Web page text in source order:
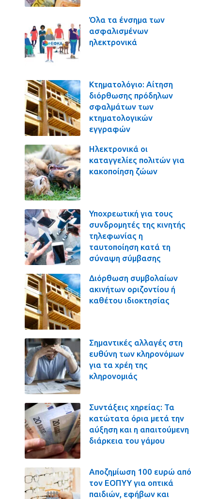
Όλα τα ένσημα των
ασφαλισμένων
ηλεκτρονικά
Κτηματολόγιο: Αίτηση
διόρθωσης πρόδηλων
σφαλμάτων των
κτηματολογικών
εγγραφών
Ηλεκτρονικά οι
καταγγελίες πολιτών για
κακοποίηση ζώων
Υποχρεωτική για τους
συνδρομητές της κινητής
τηλεφωνίας η
ταυτοποίηση κατά τη
σύναψη σύμβασης
Διόρθωση συμβολαίων
ακινήτων οριζοντίου ή
καθέτου ιδιοκτησίας
Σημαντικές αλλαγές στη
ευθύνη των κληρονόμων
για τα χρέη της
κληρονομιάς
Συντάξεις χηρείας: Τα
κατώτατα όρια μετά την
αύξηση και η απαιτούμενη
διάρκεια του γάμου
Αποζημίωση 100 ευρώ από
τον ΕΟΠΥΥ για οπτικά
παιδιών, εφήβων και